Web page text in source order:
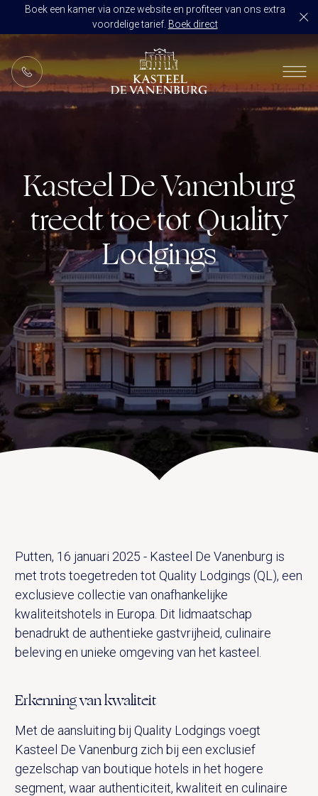
Boek een kamer via onze website en profiteer van ons extra
voordelige tarief. Boek direct
NL
ALLES OP ÉÉN LOCATIE
TROUWZALEN
VOORBEELDOFFERTE
BRUIDSSUITE
TROUWLOCATIE ROUTE
ARRANGEMENTEN
ACTIVITEITEN
CONGRES OF CONFERENTIE
EVENEMENT
VERGADERING
VERGADEREN MET OVERNACHTING
ZALEN
JUBILEUM
CONCERT
GROEPSDINER
UITVAART EN CONDOLEANCE
OVER KASTEEL DE VANENBURG
GESCHIEDENIS
ONS TEAM
AGENDA
PLATTEGROND
VERHALEN
IN DE OMGEVING
HUISREGELS EN VEELGESTELDE VRAGEN
Vanenburgerallee 13
3882 RH Putten
Route plannen
info@vanenburg.nl
0341 375 454
Kasteel De Vanenburg
treedt toe tot Quality
Lodgings
Putten, 16 januari 2025 - Kasteel De Vanenburg is
met trots toegetreden tot Quality Lodgings (QL), een
exclusieve collectie van onafhankelijke
kwaliteitshotels in Europa. Dit lidmaatschap
benadrukt de authentieke gastvrijheid, culinaire
beleving en unieke omgeving van het kasteel.
Erkenning van kwaliteit
Met de aansluiting bij Quality Lodgings voegt
Kasteel De Vanenburg zich bij een exclusief
gezelschap van boutique hotels in het hogere
segment, waar authenticiteit, kwaliteit en culinaire